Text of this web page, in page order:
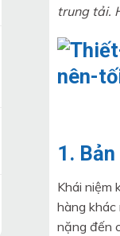
trung tải.
1.
Khái niệm
hàng
nặng đến